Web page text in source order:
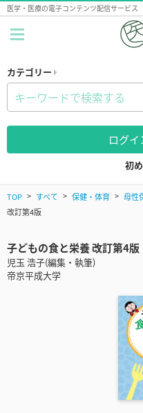
医学・医療の電子コンテンツ配信サービス
カテゴリー
ログ
初
TOP すべて 保健・体育 母性
改訂第4版
子どもの食と栄養 改訂第4版
児玉 浩子(編集・執筆)
帝京平成大学